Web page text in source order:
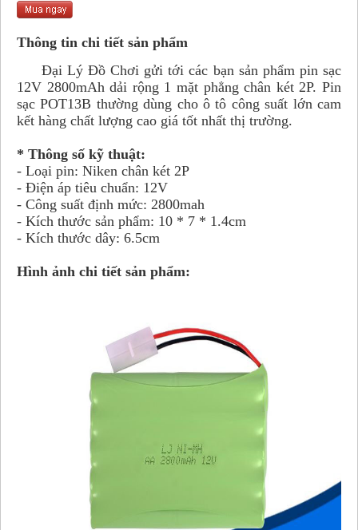
Thông tin chi tiết sản phẩm
Đại Lý Đồ Chơi gửi tới các bạn sản phẩm pin sạc
12V 2800mAh dải rộng 1 mặt phẳng chân két 2P. Pin
sạc POT13B thường dùng cho ô tô công suất lớn cam
kết hàng chất lượng cao giá tốt nhất thị trường.
* Thông số kỹ thuật:
- Loại pin: Niken chân két 2P
- Điện áp tiêu chuẩn: 12V
- Công suất định mức: 2800mah
- Kích thước sản phẩm: 10 * 7 * 1.4cm
- Kích thước dây: 6.5cm
Hình ảnh chi tiết sản phẩm: